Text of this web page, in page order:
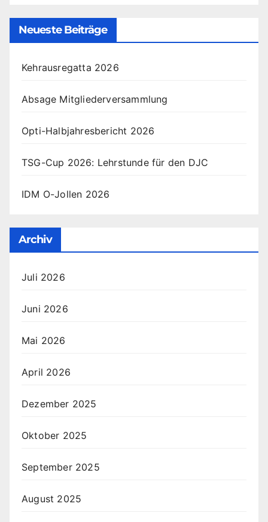
Neueste Beiträge
Kehrausregatta 2026
Absage Mitgliederversammlung
Opti-Halbjahresbericht 2026
TSG-Cup 2026: Lehrstunde für den DJC
IDM O-Jollen 2026
Archiv
Juli 2026
Juni 2026
Mai 2026
April 2026
Dezember 2025
Oktober 2025
September 2025
August 2025